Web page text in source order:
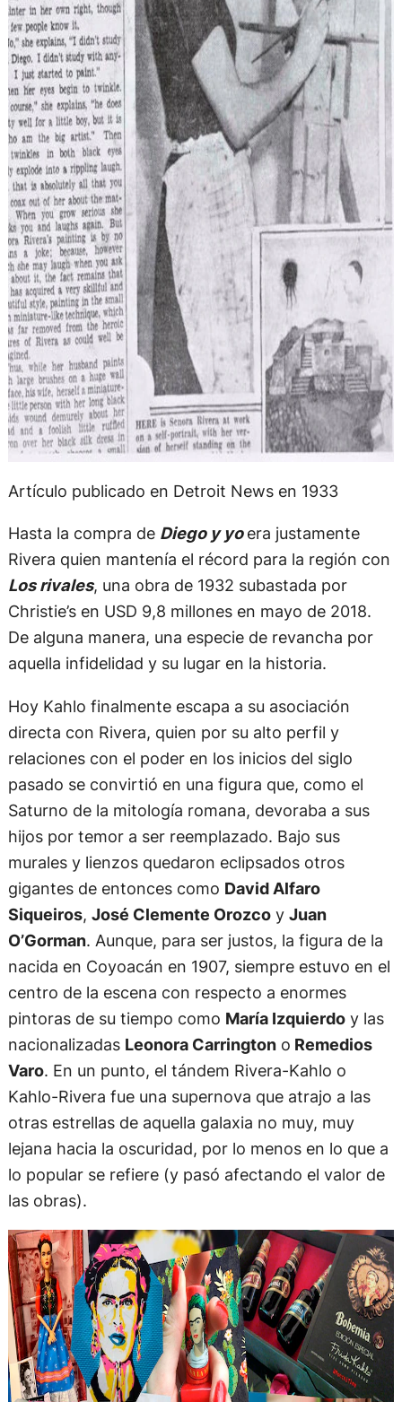
Artículo publicado en Detroit News en 1933
Hasta la compra de Diego y yoera justamente
Rivera quien mantenía el récord para la región con
Los rivales, una obra de 1932 subastada por
Christie’s en USD 9,8 millones en mayo de 2018.
De alguna manera, una especie de revancha por
aquella infidelidad y su lugar en la historia.
Hoy Kahlo finalmente escapa a su asociación
directa con Rivera, quien por su alto perfil y
relaciones con el poder en los inicios del siglo
pasado se convirtió en una figura que, como el
Saturno de la mitología romana, devoraba a sus
hijos por temor a ser reemplazado. Bajo sus
murales y lienzos quedaron eclipsados otros
gigantes de entonces como David Alfaro
Siqueiros, José Clemente Orozcoy Juan
O’Gorman. Aunque, para ser justos, la figura de la
nacida en Coyoacán en 1907, siempre estuvo en el
centro de la escena con respecto a enormes
pintoras de su tiempo como María Izquierdoy las
nacionalizadas Leonora Carringtono Remedios
Varo. En un punto, el tándem Rivera-Kahlo o
Kahlo-Rivera fue una supernova que atrajo a las
otras estrellas de aquella galaxia no muy, muy
lejana hacia la oscuridad, por lo menos en lo que a
lo popular se refiere (y pasó afectando el valor de
las obras).